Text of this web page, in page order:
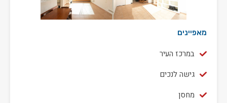
מאפיינים
במרכז העיר
גישה לנכים
מחסן